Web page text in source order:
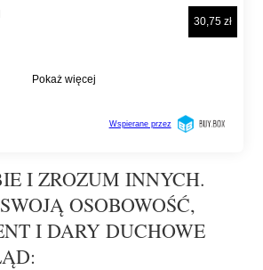
I ZROZUM INNYCH.
OSOBOWOŚĆ,
I DARY DUCHOWE